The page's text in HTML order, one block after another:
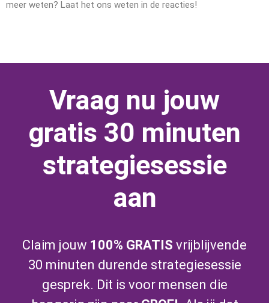
meer weten? Laat het ons weten in de reacties!
Vraag nu jouw
gratis 30 minuten
strategiesessie
aan
Claim jouw 100% GRATIS vrijblijvende
30 minuten durende strategiesessie
gesprek. Dit is voor mensen die